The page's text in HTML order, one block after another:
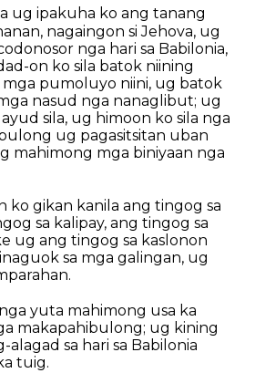
ug ipakuha ko ang tanang
nagaingon si Jehova, ug
nga hari sa Babilonia,
on ko sila batok niining
pumoluyo niini, ug batok
nasud nga nanaglibut; ug
sila, ug himoon ko sila nga
ug pagasitsitan uban
mahimong mga biniyaan nga
ko gikan kanila ang tingog sa
sa kalipay, ang tingog sa
ug ang tingog sa kaslonon
sa mga galingan, ug
yuta mahimong usa ka
makapahibulong; ug kining
alagad sa hari sa Babilonia
tuig.